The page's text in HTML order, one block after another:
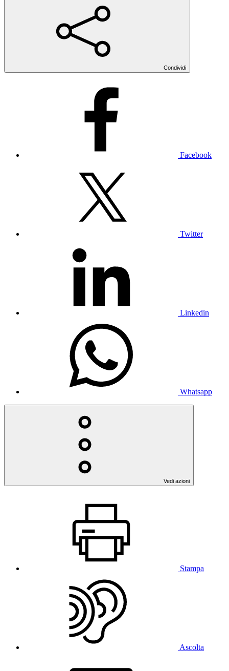
Condividi
Facebook
Twitter
Linkedin
Whatsapp
Vedi azioni
Stampa
Ascolta